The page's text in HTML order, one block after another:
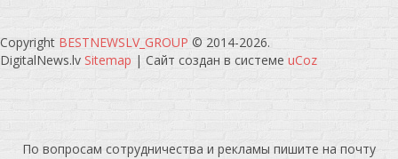
Copyright BESTNEWSLV_GROUP © 2014-2026.
DigitalNews.lv Sitemap | Сайт создан в системе uCoz
По вопросам сотрудничества и рекламы пишите на почту